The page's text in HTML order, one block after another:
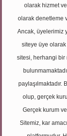
olarak hizmet
olarak denetleme
Ancak, üyelerimiz
siteye üye olarak
sitesi, herhangi bir
paylaşılmaktadır.
olup, gerçek
Gerçek kurum
Sitemiz, kar